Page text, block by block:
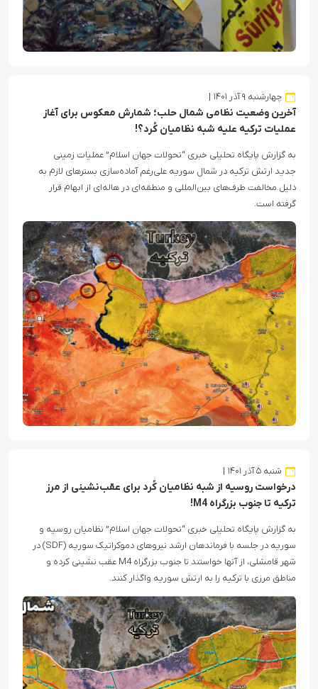
چهارشنبه ۹ آذر ۱۴۰۱
آخرین وضعیت نظامی شمال حلب؛ شمارش معکوس برای آغاز
عملیات ترکیه علیه شبه نظامیان کُرد؟!
به گزارش پایگاه تحلیلی خبری “تحولات جهان اسلام” عملیات زمینی
جدید ارتش ترکیه در شمال سوریه علی‌رغم آماده‌سازی بسترهای لازم به
دلیل مخالفت طرف‌های بین‌المللی و منطقه‌‎ای در هاله‌ای از ابهام قرار
گرفته است.
شنبه ۵ آذر ۱۴۰۱
درخواست روسیه از شبه نظامیان کُرد برای عقب‌نشینی از مرز
ترکیه تا جنوب بزرگراه M4!
به گزارش پایگاه تحلیلی خبری “تحولات جهان اسلام” نظامیان روسیه و
سوریه در جلسه با فرماندهان ارشد نیروهای دموکراتیک سوریه (SDF) در
شهر قامشلی، از آنها خواستند تا جنوب بزرگراه M4 عقب نشینی کرده و
مناطق مرزی با ترکیه را به ارتش سوریه واگذار کنند.